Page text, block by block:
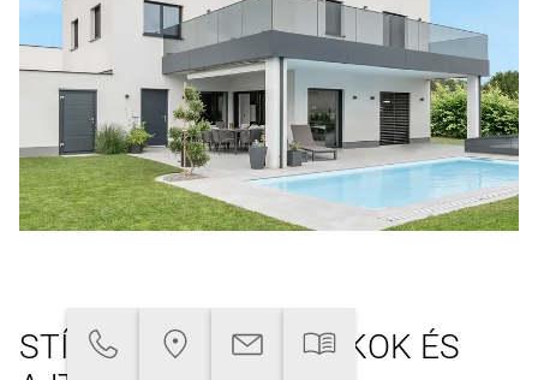
STÍLUSAZONOS ABLAKOK ÉS